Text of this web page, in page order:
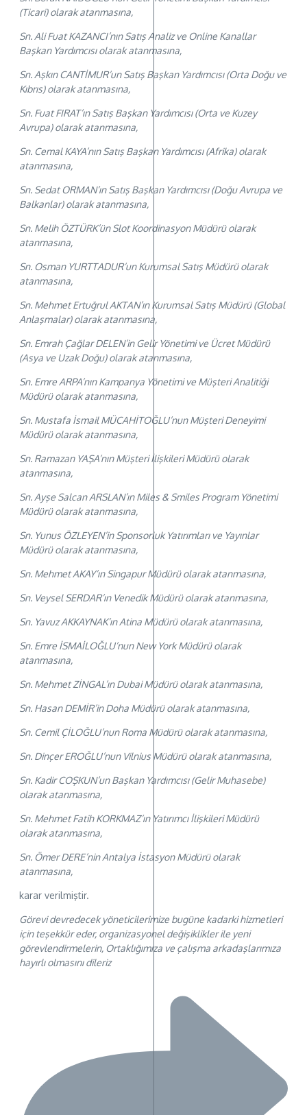
(Ticari) olarak atanmasına,
Sn. Ali Fuat KAZANCI’nın Satış Analiz ve Online Kanallar
Başkan Yardımcısı olarak atanmasına,
Sn. Aşkın CANTİMUR’un Satış Başkan Yardımcısı (Orta Doğu ve
Kıbrıs) olarak atanmasına,
Sn. Fuat FIRAT’ın Satış Başkan Yardımcısı (Orta ve Kuzey
Avrupa) olarak atanmasına,
Sn. Cemal KAYA’nın Satış Başkan Yardımcısı (Afrika) olarak
atanmasına,
Sn. Sedat ORMAN’ın Satış Başkan Yardımcısı (Doğu Avrupa ve
Balkanlar) olarak atanmasına,
Sn. Melih ÖZTÜRK’ün Slot Koordinasyon Müdürü olarak
atanmasına,
Sn. Osman YURTTADUR’un Kurumsal Satış Müdürü olarak
atanmasına,
Sn. Mehmet Ertuğrul AKTAN’ın Kurumsal Satış Müdürü (Global
Anlaşmalar) olarak atanmasına,
Sn. Emrah Çağlar DELEN’in Gelir Yönetimi ve Ücret Müdürü
(Asya ve Uzak Doğu) olarak atanmasına,
Sn. Emre ARPA’nın Kampanya Yönetimi ve Müşteri Analitiği
Müdürü olarak atanmasına,
Sn. Mustafa İsmail MÜCAHİTOĞLU’nun Müşteri Deneyimi
Müdürü olarak atanmasına,
Sn. Ramazan YAŞA’nın Müşteri İlişkileri Müdürü olarak
atanmasına,
Sn. Ayşe Salcan ARSLAN’ın Miles & Smiles Program Yönetimi
Müdürü olarak atanmasına,
Sn. Yunus ÖZLEYEN’in Sponsorluk Yatırımları ve Yayınlar
Müdürü olarak atanmasına,
Sn. Mehmet AKAY’ın Singapur Müdürü olarak atanmasına,
Sn. Veysel SERDAR’ın Venedik Müdürü olarak atanmasına,
Sn. Yavuz AKKAYNAK’ın Atina Müdürü olarak atanmasına,
Sn. Emre İSMAİLOĞLU’nun New York Müdürü olarak
atanmasına,
Sn. Mehmet ZİNGAL’ın Dubai Müdürü olarak atanmasına,
Sn. Hasan DEMİR’in Doha Müdürü olarak atanmasına,
Sn. Cemil ÇİLOĞLU’nun Roma Müdürü olarak atanmasına,
Sn. Dinçer EROĞLU’nun Vilnius Müdürü olarak atanmasına,
Sn. Kadir COŞKUN’un Başkan Yardımcısı (Gelir Muhasebe)
olarak atanmasına,
Sn. Mehmet Fatih KORKMAZ’ın Yatırımcı İlişkileri Müdürü
olarak atanmasına,
Sn. Ömer DERE’nin Antalya İstasyon Müdürü olarak
atanmasına,
karar verilmiştir.
Görevi devredecek yöneticilerimize bugüne kadarki hizmetleri
için teşekkür eder, organizasyonel değişiklikler ile yeni
görevlendirmelerin, Ortaklığımıza ve çalışma arkadaşlarımıza
hayırlı olmasını dileriz